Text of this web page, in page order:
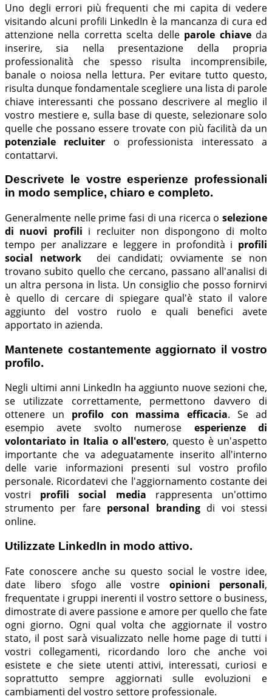
Uno degli errori più frequenti che mi capita di vedere
visitando alcuni profili LinkedIn è la mancanza di cura ed
attenzione nella corretta scelta delle parole chiaveda
inserire, sia nella presentazione della propria
professionalità che spesso risulta incomprensibile,
banale o noiosa nella lettura. Per evitare tutto questo,
risulta dunque fondamentale scegliere una lista di parole
chiave interessanti che possano descrivere al meglio il
vostro mestiere e, sulla base di queste, selezionare solo
quelle che possano essere trovate con più facilità da un
potenziale recluiter o professionista interessato a
contattarvi.
Descrivete le vostre esperienze professionali
in modo semplice, chiaro e completo.
Generalmente nelle prime fasi di una ricerca o selezione
di nuovi profili i recluiter non dispongono di molto
tempo per analizzare e leggere in profondità i profili
social network
dei candidati; ovviamente se non
trovano subito quello che cercano, passano all'analisi di
un altra persona in lista. Un consiglio che posso fornirvi
è quello di cercare di spiegare qual'è stato il valore
aggiunto del vostro ruolo e quali benefici avete
apportato in azienda.
Mantenete costantemente aggiornato il vostro
profilo.
Negli ultimi anni LinkedIn ha aggiunto nuove sezioni che,
se utilizzate correttamente, permettono davvero di
ottenere un profilo con massima efficacia. Se ad
esempio avete svolto numerose esperienze di
volontariato in Italia o all'estero, questo è un'aspetto
importante che va adeguatamente inserito all'interno
delle varie informazioni presenti sul vostro profilo
personale. Ricordatevi che l'aggiornamento costante dei
vostri profili social media rappresenta un'ottimo
strumento per fare personal brandingdi voi stessi
online.
Utilizzate LinkedIn in modo attivo.
Fate conoscere anche su questo social le vostre idee,
date libero sfogo alle vostre opinioni personali,
frequentate i gruppi inerenti il vostro settore o business,
dimostrate di avere passione e amore per quello che fate
ogni giorno. Ogni qual volta che aggiornate il vostro
stato, il post sarà visualizzato nelle home page di tutti i
vostri collegamenti, ricordando loro che anche voi
esistete e che siete utenti attivi, interessati, curiosi e
soprattutto sempre aggiornati sulle evoluzioni e
cambiamenti del vostro settore professionale.